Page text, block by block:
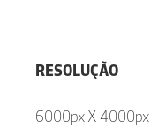
RESOLUÇÃO
6000px X 4000px